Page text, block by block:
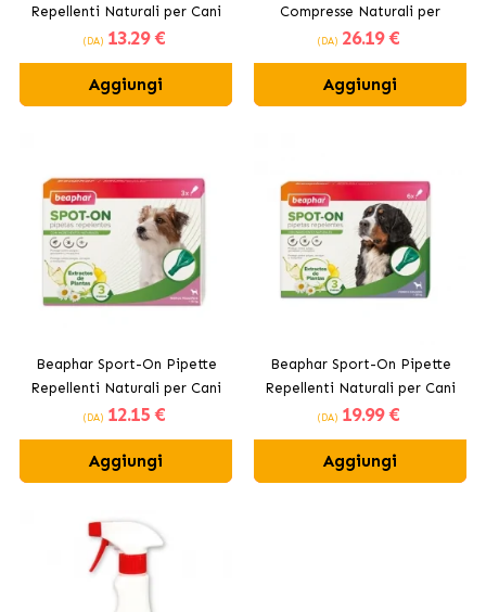
Repellenti Naturali per Cani
Medi
(DA) 13.29 €
Aggiungi
Compresse Naturali per
Parassiti Interni per Cani
(DA) 26.19 €
Aggiungi
Beaphar Sport-On Pipette
Repellenti Naturali per Cani
Piccoli
(DA) 12.15 €
Aggiungi
Beaphar Sport-On Pipette
Repellenti Naturali per Cani
Grandi
(DA) 19.99 €
Aggiungi